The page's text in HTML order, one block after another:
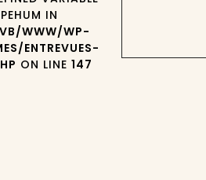
IN
WWW/WP-
ENTREVUES-
ON LINE 147